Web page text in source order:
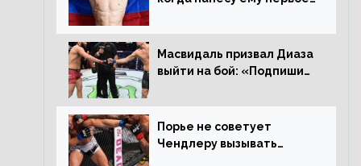
Дэн Иге – про бой с
Евлоевым
Масвидаль призвал Диаза
выйти на бой: «Подпиши
повторим»
Порье не советует
Чендлеру вызывать